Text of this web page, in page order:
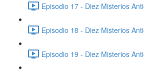
Episodio 17 - Diez Misterios
Episodio 18 - Diez Misterios
Episodio 19 - Diez Misterios